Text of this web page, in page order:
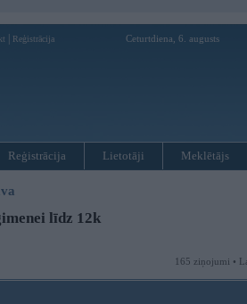
Reģistrācija Ceturtdiena, 6. augusts
Reģistrācija Lietotāji Meklētājs
līdz 12k
165 ziņojumi •